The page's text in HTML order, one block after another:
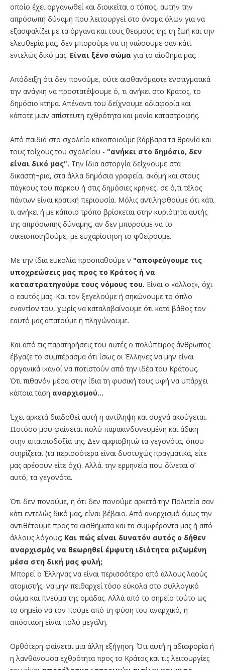
οποίο έχει οργανωθεί και διοικείται ο τόπος, αυτήν την
απρόσωπη δύναμη που λειτουργεί στο όνομα όλων για να
εξασφαλίζει με τα όργανα και τους θεσμούς της τη ζωή και την
ελευθερία μας, δεν μπορούμε να τη νιώσουμε σαν κάτι
εντελώς δικό μας. Είναι ξένο σώμα για το αίσθημα μας.
Απόδειξη ότι δεν πονούμε, ούτε αισθανόμαστε ενστιγματικά
την ανάγκη να προστατέψουμε ό, τι ανήκει στο Κράτος, το
δημόσιο κτήμα. Απέναντι του δείχνουμε αδιαφορία και
κάποτε μιαν απίστευτη εχθρότητα και μανία καταστροφής.
Από παιδιά στο σχολείο κακοποιούμε βάρβαρα τα θρανία και
τους τοίχους του σχολείου - "ανήκει στο δημόσιο, δεν
είναι δικό μας". Την ίδια αστοργία δείχνουμε στα
δικαστή¬ρια, στα άλλα δημόσια γραφεία, ακόμη και στους
πάγκους του πάρκου ή στις δημόσιες κρήνες, σε ό,τι τέλος
πάντων είναι κρατική περιουσία. Μόλις αντιληφθούμε ότι κάτι
τι ανήκει ή με κάποιο τρόπο βρίσκεται στην κυριότητα αυτής
της απρόσωπης δύναμης, αν δεν μπορούμε να το
οικειοποιηθούμε, με ευχαρίστηση το φθείρουμε.
Με την ίδια ευκολία προσπαθούμε ν "αποφεύγουμε τις
υποχρεώσεις μας προς το Κράτος ή να
καταστρατηγούμε τους νόμους του. Είναι ο «άλλος», όχι
ο εαυτός μας. Και τον ξεγελούμε ή σηκώνουμε το όπλο
εναντίον του, χωρίς να καταλαβαίνουμε ότι κατά βάθος τον
εαυτό μας απατούμε ή πληγώνουμε.
Και από τις παρατηρήσεις του αυτές ο πολύπειρος άνθρωπος
έβγαζε το συμπέρασμα ότι ίσως οι Έλληνες να μην είναι
οργανικά ικανοί να ποτιστούν από την ιδέα του Κράτους.
Ότι πιθανόν μέσα στην ίδια τη φυσική τους υφή να υπάρχει
κάποια τάση αναρχισμού…
Έχει αρκετά διαδοθεί αυτή η αντίληψη και συχνά ακούγεται.
Ωστόσο μου φαίνεται πολύ παρακινδυνευμένη και άδικη
στην απαισιοδοξία της. Δεν αμφισβητώ τα γεγονότα, όπου
στηρίζεται (τα περισσότερα είναι δυστυχώς πραγματικά, είτε
μας αρέσουν είτε όχι). Αλλά. την ερμηνεία που δίνεται σ’
αυτό, τα γεγονότα.
Ότι δεν πονούμε, ή ότι δεν πονούμε αρκετά την Πολιτεία σαν
κάτι εντελώς δικό μας, είναι βέβαιο. Από αναρχισμό όμως την
αντιθέτουμε προς τα αισθήματα και τα συμφέροντα μας ή από
άλλους λόγους; Και πώς είναι δυνατόν αυτός ο δήθεν
αναρχισμός να θεωρηθεί έμφυτη ιδιότητα ριζωμένη
μέσα στη δική μας φυλή;
Μπορεί ο Έλληνας να είναι περισσότερο από άλλους λαούς
ατομιστής, να μην πειθαρχεί τόσο εύκολα στο συλλογικό
σώμα και πνεύμα της ομάδας. Αλλά από το σημείο τούτο ως
το σημείο να τον πούμε από τη φύση του αναρχικό, η
απόσταση είναι πολύ μεγάλη.
Ορθότερη φαίνεται μια άλλη εξήγηση. Ότι αυτή η αδιαφορία ή
η λανθάνουσα εχθρότητα προς το Κράτος και τις λειτουργίες